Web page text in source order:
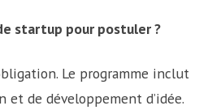
startup pour postuler ?
Le programme inclut
et de développement d’idée.